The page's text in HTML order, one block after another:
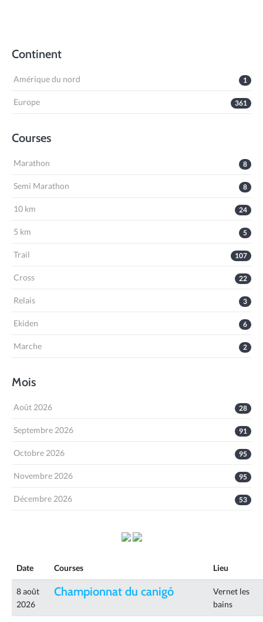
Continent
1
Amérique du nord
361
Europe
Courses
8
Marathon
8
Semi Marathon
24
10 km
5
5 km
107
Trail
22
Cross
3
Relais
6
Ekiden
2
Marche
Mois
28
Août 2026
91
Septembre 2026
95
Octobre 2026
95
Novembre 2026
53
Décembre 2026
Date Courses Lieu
8 août
2026
Championnat du canigó
Vernet les
bains